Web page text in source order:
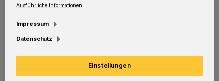
D wäre in diesem Sommer 100 Jahre alt
geworden. Im Vorprogramm zur
Filmpräsentation stimmt das „Chioma Igwe
Trio“ mit Gospel und Weltmusik auf die neue
Ausführliche Informationen
Impressum
Datenschutz
Einstellungen